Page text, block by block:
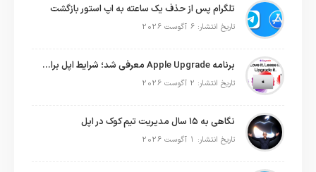
تلگرام پس از حذف یک ساعته به اپ استور بازگشت
تاریخ انتشار: 6 آگوست 2026
برنامه Apple Upgrade معرفی شد؛ شرایط اپل برای اجاره آیفون، آیپد، مک و اپل واچ
تاریخ انتشار: 2 آگوست 2026
نگاهی به ۱۵ سال مدیریت تیم کوک در اپل
تاریخ انتشار: 1 آگوست 2026